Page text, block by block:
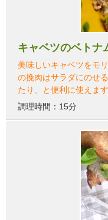
キャベツのベトナ
美味しいキャベツをモ
の挽肉はサラダにのせ
たり、と便利に使えます
調理時間：15分